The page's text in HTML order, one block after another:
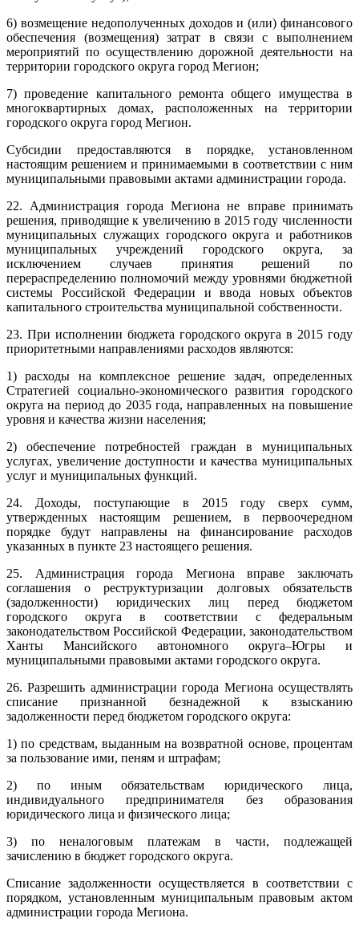
6) возмещение недополученных доходов и (или) финансового
обеспечения (возмещения) затрат в связи с выполнением
мероприятий по осуществлению дорожной деятельности на
территории городского округа город Мегион;
7) проведение капитального ремонта общего имущества в
многоквартирных домах, расположенных на территории
городского округа город Мегион.
Субсидии предоставляются в порядке, установленном
настоящим решением и принимаемыми в соответствии с ним
муниципальными правовыми актами администрации города.
22. Администрация города Мегиона не вправе принимать
решения, приводящие к увеличению в 2015 году численности
муниципальных служащих городского округа и работников
муниципальных учреждений городского округа, за
исключением случаев принятия решений по
перераспределению полномочий между уровнями бюджетной
системы Российской Федерации и ввода новых объектов
капитального строительства муниципальной собственности.
23. При исполнении бюджета городского округа в 2015 году
приоритетными направлениями расходов являются:
1) расходы на комплексное решение задач, определенных
Стратегией социально-экономического развития городского
округа на период до 2035 года, направленных на повышение
уровня и качества жизни населения;
2) обеспечение потребностей граждан в муниципальных
услугах, увеличение доступности и качества муниципальных
услуг и муниципальных функций.
24. Доходы, поступающие в 2015 году сверх сумм,
утвержденных настоящим решением, в первоочередном
порядке будут направлены на финансирование расходов
указанных в пункте 23 настоящего решения.
25. Администрация города Мегиона вправе заключать
соглашения о реструктуризации долговых обязательств
(задолженности) юридических лиц перед бюджетом
городского округа в соответствии с федеральным
законодательством Российской Федерации, законодательством
Ханты Мансийского автономного округа–Югры и
муниципальными правовыми актами городского округа.
26. Разрешить администрации города Мегиона осуществлять
списание признанной безнадежной к взысканию
задолженности перед бюджетом городского округа:
1) по средствам, выданным на возвратной основе, процентам
за пользование ими, пеням и штрафам;
2) по иным обязательствам юридического лица,
индивидуального предпринимателя без образования
юридического лица и физического лица;
3) по неналоговым платежам в части, подлежащей
зачислению в бюджет городского округа.
Списание задолженности осуществляется в соответствии с
порядком, установленным муниципальным правовым актом
администрации города Мегиона.